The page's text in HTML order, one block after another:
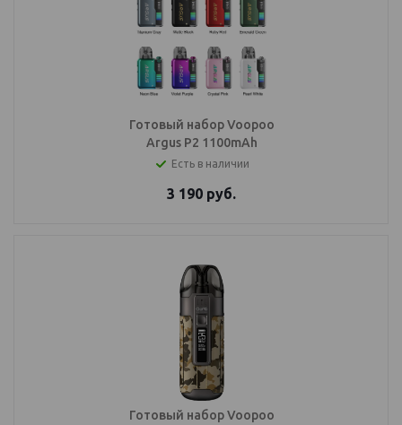
Готовый набор Voopoo
Argus P2 1100mAh
Есть в наличии
3 190 руб.
Готовый набор Voopoo